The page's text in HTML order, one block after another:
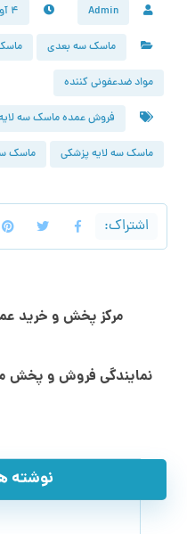
Admin ۴ آوریل, ۲۰۲۲
ماسک سه بعدی
مواد ضدعفونی کننده
فروش عمده ماسک سه
ماسک سه لایه پزشکی ماسک
مرکز پخش و خرید
نمایندگی فروش و پخش
نوشته